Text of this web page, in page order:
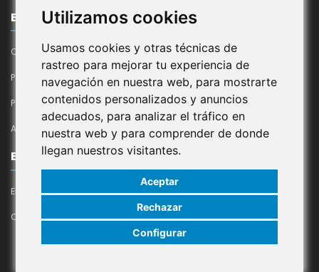
Utilizamos cookies
Usamos cookies y otras técnicas de
rastreo para mejorar tu experiencia de
navegación en nuestra web, para mostrarte
contenidos personalizados y anuncios
adecuados, para analizar el tráfico en
nuestra web y para comprender de donde
llegan nuestros visitantes.
Aceptar
Rechazar
Configurar
EL MEU COMPTE
El meu compte
Contacte
EMPRESA
Qui Som
Política De Cookies
Política De Privacitat En Xarxes Socials
Avís Legal
© 2024 Congelats Cadí